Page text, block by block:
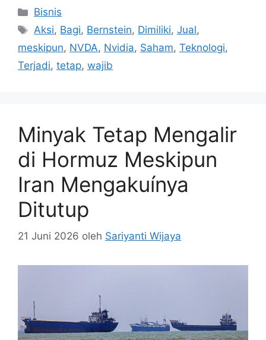
Kategori
Bisnis
Tag
Aksi, Bagi, Bernstein, Dimiliki,Jual,
meskipun, NVDA, Nvidia, Saham, Teknologi,
Terjadi, tetap, wajib
Minyak Tetap Mengalir
di Hormuz Meskipun
Iran Mengakuínya
Ditutup
21 Juni 2026 oleh Sariyanti Wijaya